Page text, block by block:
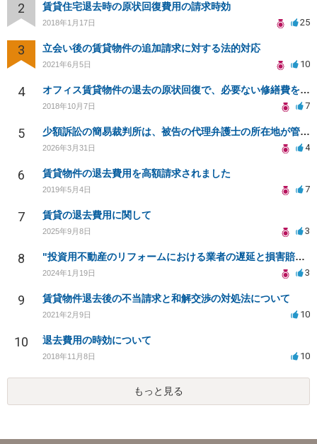
2 賃貸住宅退去時の原状回復費用の請求時効
2018年1月17日 25
3 立会い後の賃貸物件の追加請求に対する法的対応
2021年6月5日 10
4 オフィス賃貸物件の退去の原状回復で、必要ない修繕費を請求されている
2018年10月7日 7
5 少額訴訟の簡易裁判所は、被告の代理弁護士の所在地が管轄になりますか？
2026年3月31日 4
6 賃貸物件の退去費用を高額請求されました
2019年5月4日 7
7 賃貸の退去費用に関して
2025年9月8日 3
8 "投資用不動産のリフォームにおける業者の遅延と損害賠償請求について"
2024年1月19日 3
9 賃貸物件退去後の不当請求と和解交渉の対処法について
2021年2月9日 10
10 退去費用の時効について
2018年11月8日 10
もっと見る